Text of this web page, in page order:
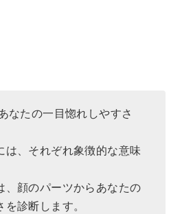
なたの一目惚れしやすさ
は、それぞれ象徴的な意味
、顔のパーツからあなたの
診断します。